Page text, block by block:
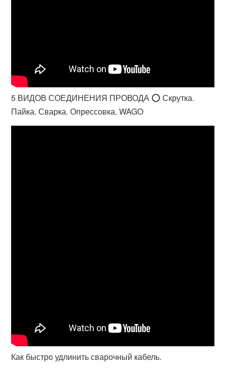
5 ВИДОВ СОЕДИНЕНИЯ ПРОВОДА ⭕️ Скрутка.
Пайка. Сварка. Опрессовка. WAGO
Как быстро удлинить сварочный кабель.